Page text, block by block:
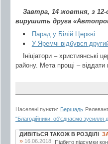
Завтра, 14 жовтня, з 12-
вирушить друга
Парад у Білій Церкві
У Яремчі відбувся
Ініціатори – християнські
району. Мета прощі – віддати
Населені пункти: Бершадь
"Благодійники: об'єднаємо зусилля
ДИВІТЬСЯ ТАКОЖ В РОЗДІЛІ
» 16.06.2018
Підбито підсумки